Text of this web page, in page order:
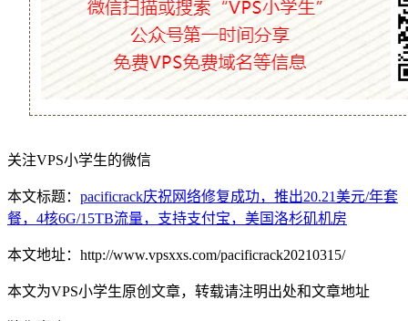
关注VPS小学生的微信
本文标题： pacificrack庆祝网络修复成功，推出20.21美元/年套
餐，4核6G/15TB流量，支持支付宝，美国洛杉矶机房
本文地址：http://www.vpsxxs.com/pacificrack20210315/
本文为VPS小学生原创文章，转载请注明出处和文章地址